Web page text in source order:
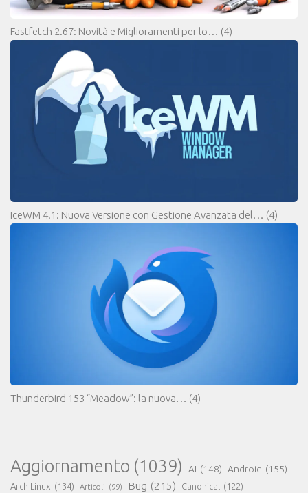
Fastfetch 2.67: Novità e Miglioramenti per lo… (4)
IceWM 4.1: Nuova Versione con Gestione Avanzata del… (4)
Thunderbird 153 “Meadow”: la nuova… (4)
Aggiornamento (1039) AI (148) Android (155)
Arch Linux (134) Articoli (99) Bug (215) Canonical (122)